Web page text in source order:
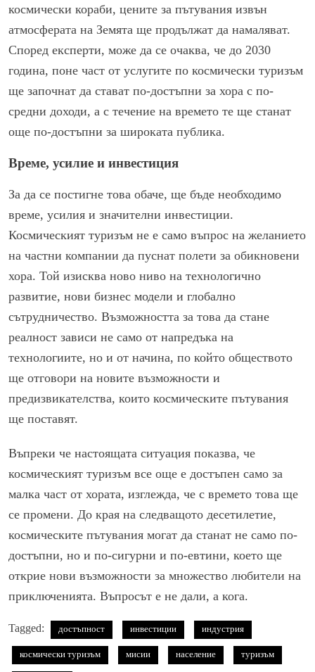
космически кораби, цените за пътувания извън
атмосферата на Земята ще продължат да намаляват.
Според експерти, може да се очаква, че до 2030
година, поне част от услугите по космически туризъм
ще започнат да стават по-достъпни за хора с по-
средни доходи, а с течение на времето те ще станат
още по-достъпни за широката публика.
Време, усилие и инвестиция
За да се постигне това обаче, ще бъде необходимо
време, усилия и значителни инвестиции.
Космическият туризъм не е само въпрос на желанието
на частни компании да пуснат полети за обикновени
хора. Той изисква ново ниво на технологично
развитие, нови бизнес модели и глобално
сътрудничество. Възможността за това да стане
реалност зависи не само от напредъка на
технологиите, но и от начина, по който обществото
ще отговори на новите възможности и
предизвикателства, които космическите пътувания
ще поставят.
Въпреки че настоящата ситуация показва, че
космическият туризъм все още е достъпен само за
малка част от хората, изглежда, че с времето това ще
се промени. До края на следващото десетилетие,
космическите пътувания могат да станат не само по-
достъпни, но и по-сигурни и по-евтини, което ще
открие нови възможности за множество любители на
приключенията. Въпросът е не дали, а кога.
Tagged: достъпност инвестиции индустрия
космически туризъм мисии население туризъм